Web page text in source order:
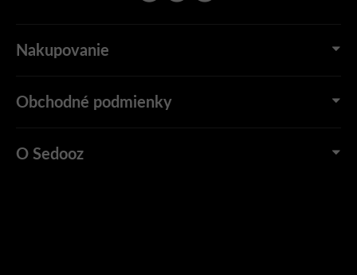
Nakupovanie
Obchodné podmienky
O Sedooz